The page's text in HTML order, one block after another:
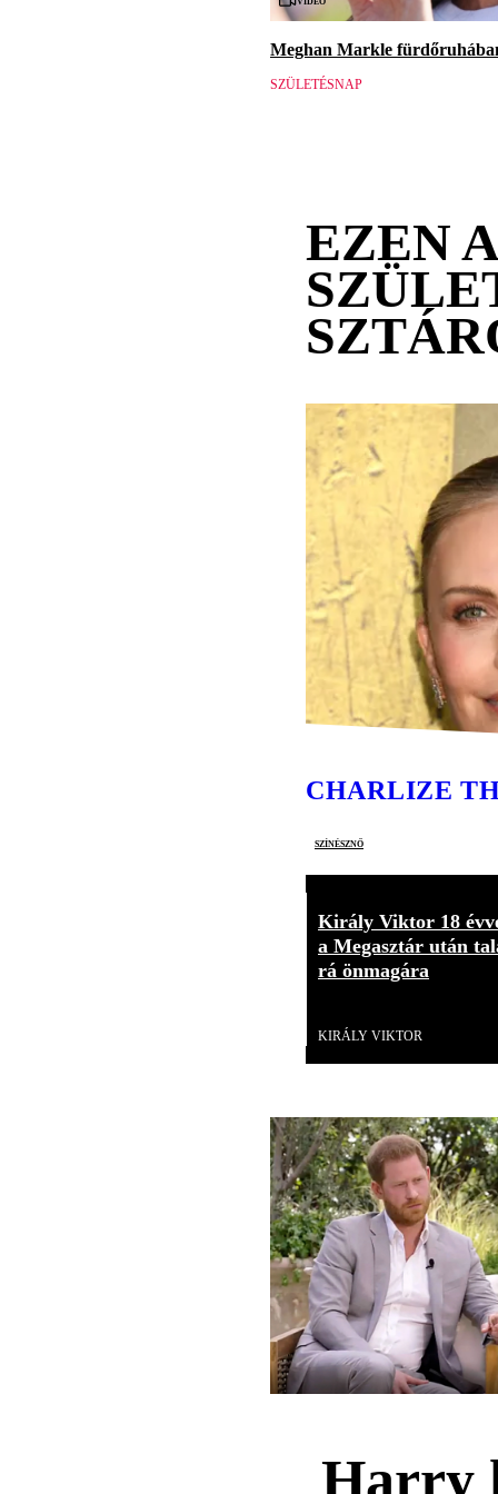
Meghan Markle
SZÜLETÉSNAP
EZEN
CHARLIZE
színésznő
Király Viktor 18
a Megasztár után
rá önmagára
KIRÁLY VIKTOR
Harry